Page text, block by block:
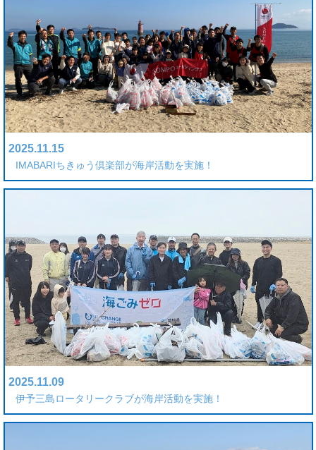
2025.11.15
IMABARIちきゅう倶楽部が海岸活動を実施！
2025.11.09
伊予三島ロータリークラブが海岸活動を実施！